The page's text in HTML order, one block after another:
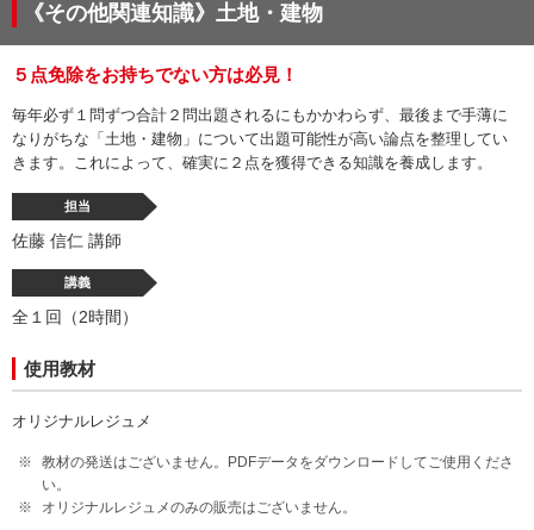
《その他関連知識》土地・建物
５点免除をお持ちでない方は必見！
毎年必ず１問ずつ合計２問出題されるにもかかわらず、最後まで手薄に
なりがちな「土地・建物」について出題可能性が高い論点を整理してい
きます。これによって、確実に２点を獲得できる知識を養成します。
担当
佐藤 信仁 講師
講義
全１回（2時間）
使用教材
オリジナルレジュメ
教材の発送はございません。PDFデータをダウンロードしてご使用くださ
い。
オリジナルレジュメのみの販売はございません。